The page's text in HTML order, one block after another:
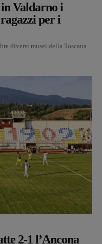
in Valdarno i
per i
diversi musei della Toscana
2-1 l’Ancona